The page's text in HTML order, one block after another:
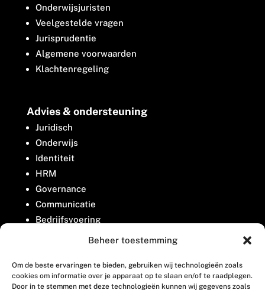
Beheer toestemming
Om de beste ervaringen te bieden, gebruiken wij technologieën zoals
cookies om informatie over je apparaat op te slaan en/of te raadplegen.
Door in te stemmen met deze technologieën kunnen wij gegevens zoals
Onderwijsjuristen
Veelgestelde vragen
Jurisprudentie
Algemene voorwaarden
Klachtenregeling
Advies & ondersteuning
Juridisch
Onderwijs
Identiteit
HRM
Governance
Communicatie
Bedrijfsvoering
Belangenbehartiging
Contact